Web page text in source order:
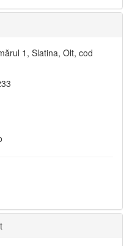
1, Slatina, Olt, cod